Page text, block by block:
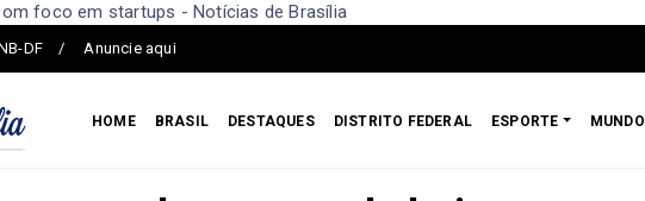
foco em startups - Notícias de Brasília
DF Anuncie aqui
HOME BRASIL DESTAQUES DISTRITO FEDERAL ESPORTE MUNDO